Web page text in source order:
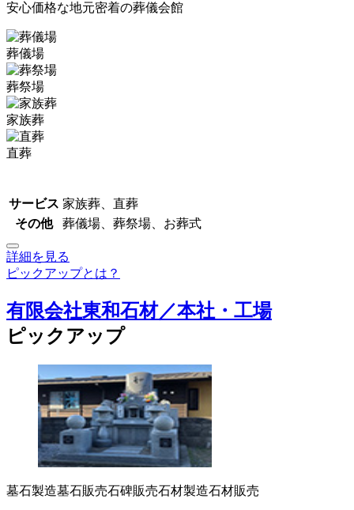
安心価格な地元密着の葬儀会館
葬儀場
葬祭場
家族葬
直葬
サービス 家族葬、直葬
その他
葬儀場、葬祭場、お葬式
詳細を見る
ピックアップとは？
有限会社東和石材／本社・工場
ピックアップ
墓石製造墓石販売石碑販売石材製造石材販売